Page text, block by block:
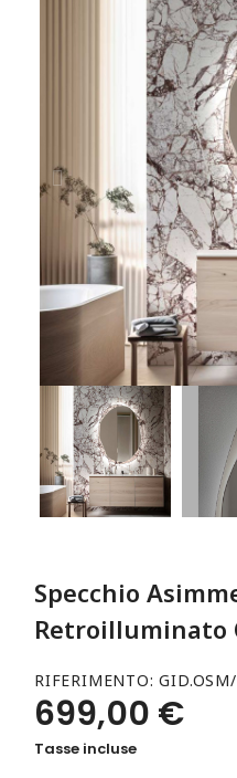
Specchio
Retroilluminato
RIFERIMENTO
699,00 €
Tasse incluse